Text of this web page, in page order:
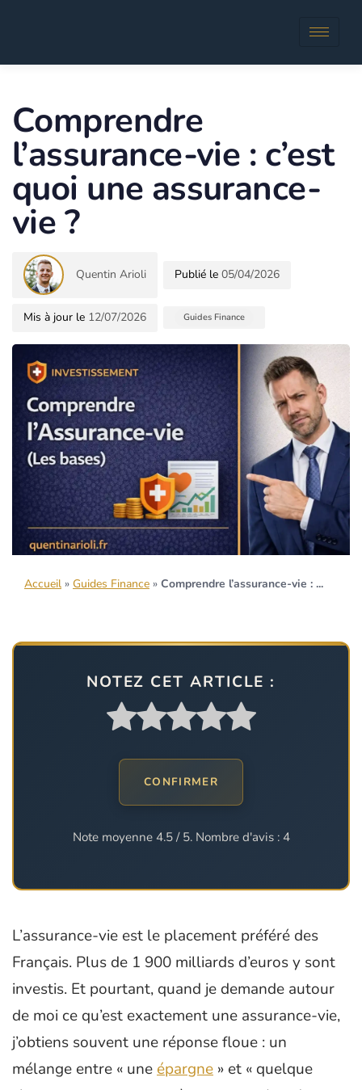
Comprendre
l’assurance-vie : c’est
quoi une assurance-
vie ?
Quentin Arioli 05/04/2026
12/07/2026 Guides Finance
Accueil » Guides Finance » Comprendre l’assurance-vie : ...
NOTEZ CET ARTICLE :
CONFIRMER
Note moyenne 4.5/ 5. Nombre d'avis : 4
L’assurance-vie est le placement préféré des
Français. Plus de 1 900 milliards d’euros y sont
investis. Et pourtant, quand je demande autour
de moi ce qu’est exactement une assurance-vie,
j’obtiens souvent une réponse floue : un
mélange entre « une épargne » et « quelque